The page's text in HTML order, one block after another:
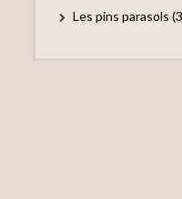
Les pins parasols